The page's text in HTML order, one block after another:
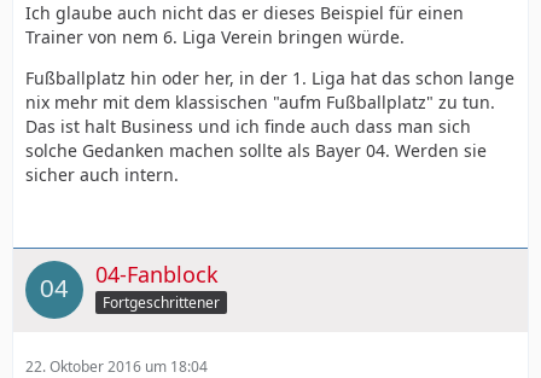
Ich glaube auch nicht das er dieses Beispiel für einen
Trainer von nem 6. Liga Verein bringen würde.
Fußballplatz hin oder her, in der 1. Liga hat das schon lange
nix mehr mit dem klassischen "aufm Fußballplatz" zu tun.
Das ist halt Business und ich finde auch dass man sich
solche Gedanken machen sollte als Bayer 04. Werden sie
sicher auch intern.
04-Fanblock
Fortgeschrittener
22. Oktober 2016 um 18:04